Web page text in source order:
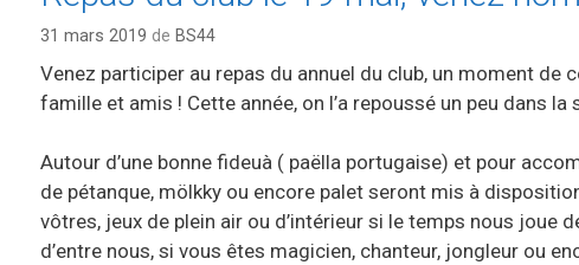
r
i
e
31 mars 2019 de BS44
Venez participer au repas du annuel du club, un moment
famille et amis ! Cette année, on l’a repoussé un peu dans
Autour d’une bonne fideuà ( paëlla portugaise) et pour
de pétanque, mölkky ou encore palet seront mis à
vôtres, jeux de plein air ou d’intérieur si le temps nous joue
d’entre nous, si vous êtes magicien, chanteur, jongleur ou